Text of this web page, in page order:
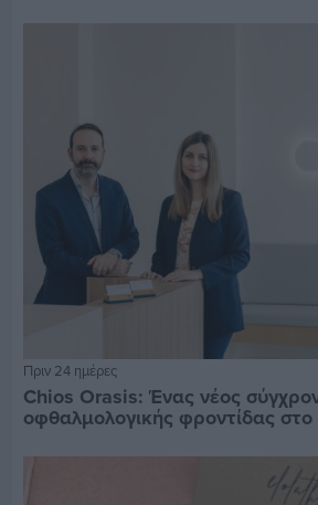
Πριν 24 ημέρες
Chios Orasis: Ένας νέος
οφθαλμολογικής φροντίδας